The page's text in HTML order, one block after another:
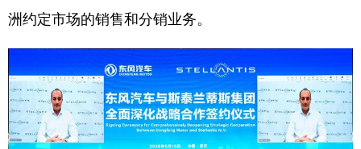
地方频道
北京 河北 山西
洲约定市场的销售和分销业务。